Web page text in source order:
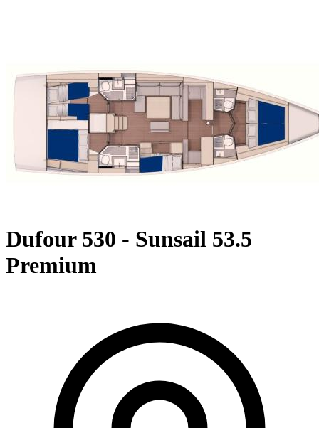
Dufour 530 - Sunsail 53.5
Premium